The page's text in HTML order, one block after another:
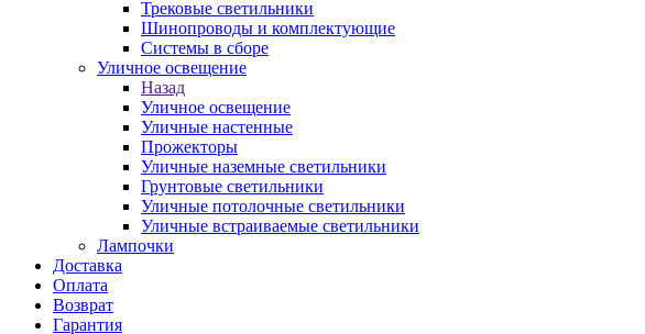
Трековые светильники
Шинопроводы и комплектующие
Системы в сборе
Уличное освещение
Назад
Уличное освещение
Уличные настенные
Прожекторы
Уличные наземные светильники
Грунтовые светильники
Уличные потолочные светильники
Уличные встраиваемые светильники
Лампочки
Доставка
Оплата
Возврат
Гарантия